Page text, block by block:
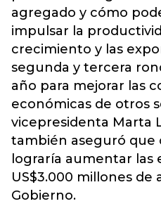
agregado y cómo
impulsar la
crecimiento y las
segunda y tercera
año para mejorar las
económicas de otros
vicepresidenta Marta
también aseguró que
lograría aumentar las
US$3.000 millones de
Gobierno.